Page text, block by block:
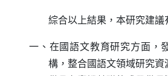
綜合以上結果，本研究建議
一、在國語文教育研究方面，
構，整合國語文領域研究資